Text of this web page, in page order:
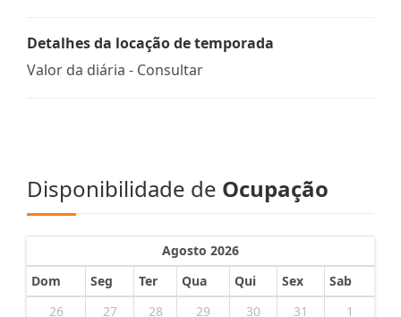
Detalhes da locação de temporada
Valor da diária - Consultar
Disponibilidade de Ocupação
Agosto 2026
Dom
Seg Ter Qua Qui Sex
Sab
26
27 28 29 30 31
1